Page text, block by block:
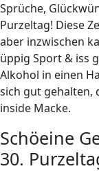
Sprüche,
Purzeltag! Diese
aber inzwischen
üppig Sport & iss
Alkohol in einen
sich gut gehalten,
inside Macke.
Schöeine
30.